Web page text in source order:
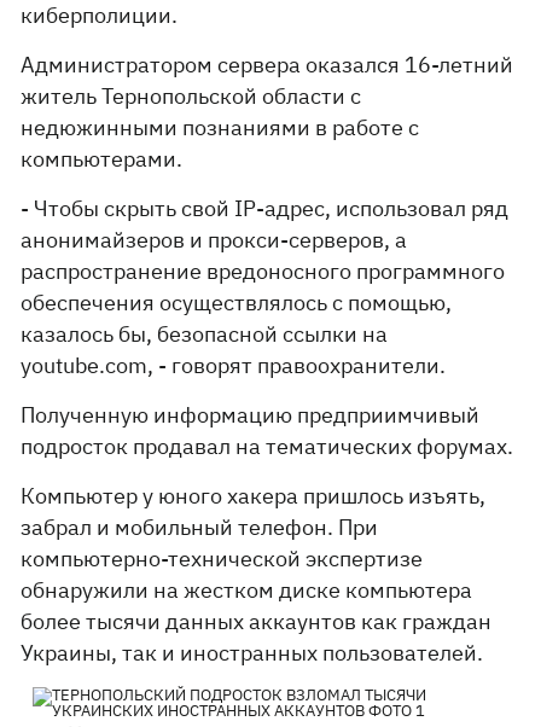
киберполиции.
Администратором сервера оказался 16-летний
житель Тернопольской области с
недюжинными познаниями в работе с
компьютерами.
- Чтобы скрыть свой IP-адрес, использовал ряд
анонимайзеров и прокси-серверов, а
распространение вредоносного программного
обеспечения осуществлялось с помощью,
казалось бы, безопасной ссылки на
youtube.com, - говорят правоохранители.
Полученную информацию предприимчивый
подросток продавал на тематических форумах.
Компьютер у юного хакера пришлось изъять,
забрал и мобильный телефон. При
компьютерно-технической экспертизе
обнаружили на жестком диске компьютера
более тысячи данных аккаунтов как граждан
Украины, так и иностранных пользователей.